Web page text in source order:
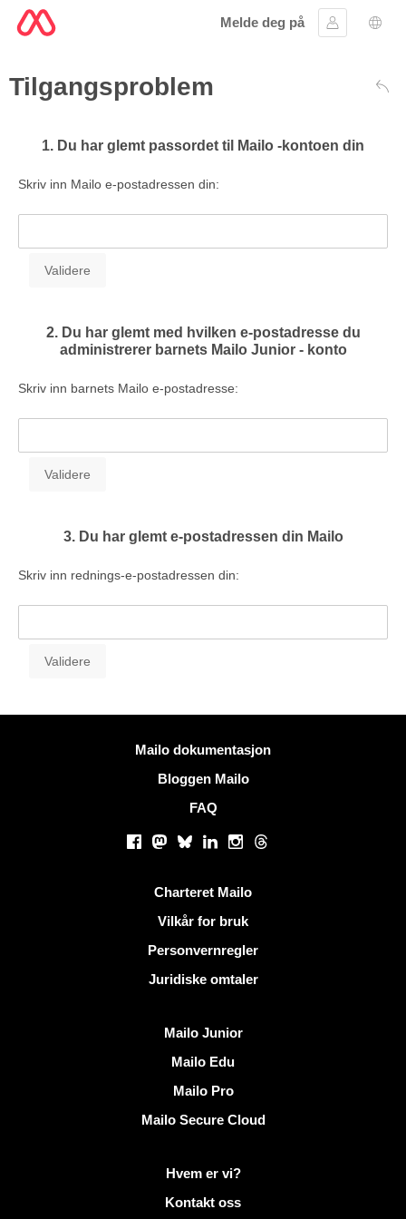
Melde deg på
Logg inn
Tilgangsproblem
1. Du har glemt passordet til Mailo -kontoen din
Skriv inn Mailo e-postadressen din:
2. Du har glemt med hvilken e-postadresse du
administrerer barnets Mailo Junior - konto
Skriv inn barnets Mailo e-postadresse:
3. Du har glemt e-postadressen din Mailo
Skriv inn rednings-e-postadressen din:
Mailo dokumentasjon
Bloggen Mailo
FAQ
Facebook
Mastodon
BlueskyLinkedInInstagram
Threads
Charteret Mailo
Vilkår for bruk
Personvernregler
Juridiske omtaler
Mailo Junior
Mailo Edu
Mailo Pro
Mailo Secure Cloud
Mer informasjon på MailoHvem er vi?
Kontakt oss